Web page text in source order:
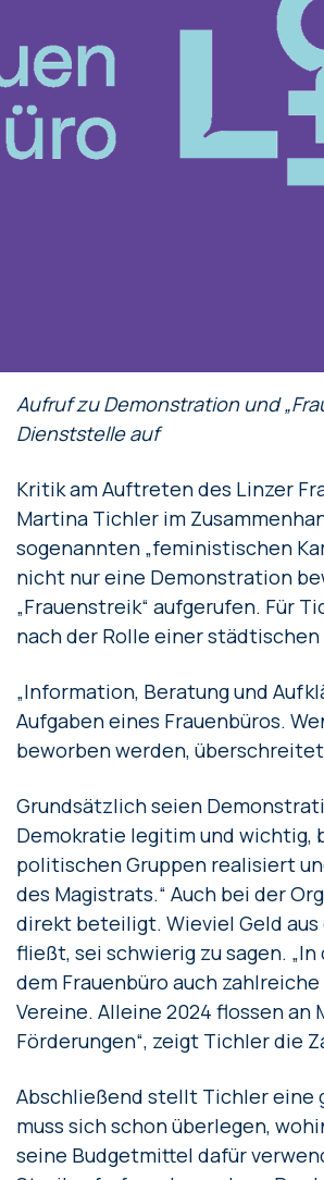
Aufruf zu Demonstration und
Dienststelle auf
Kritik am Auftreten des Linzer
Martina Tichler im
sogenannten „feministischen
nicht nur eine Demonstration
„Frauenstreik“ aufgerufen. Für
nach der Rolle einer
„Information, Beratung und
Aufgaben eines Frauenbüros.
beworben werden,
Grundsätzlich seien
Demokratie legitim und wichtig,
politischen Gruppen realisiert
des Magistrats.“ Auch bei der
direkt beteiligt. Wieviel Geld
fließt, sei schwierig zu sagen.
dem Frauenbüro auch
Vereine. Alleine 2024 flossen
Förderungen“, zeigt Tichler die
Abschließend stellt Tichler eine
muss sich schon überlegen,
seine Budgetmittel dafür